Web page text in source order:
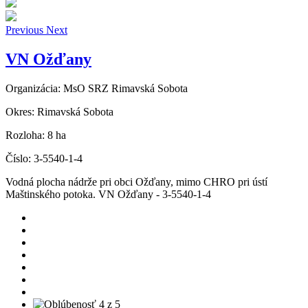
Previous Next
VN Ožďany
Organizácia: MsO SRZ Rimavská Sobota
Okres: Rimavská Sobota
Rozloha: 8 ha
Číslo: 3-5540-1-4
Vodná plocha nádrže pri obci Ožďany, mimo CHRO pri ústí
Maštinského potoka. VN Ožďany - 3-5540-1-4